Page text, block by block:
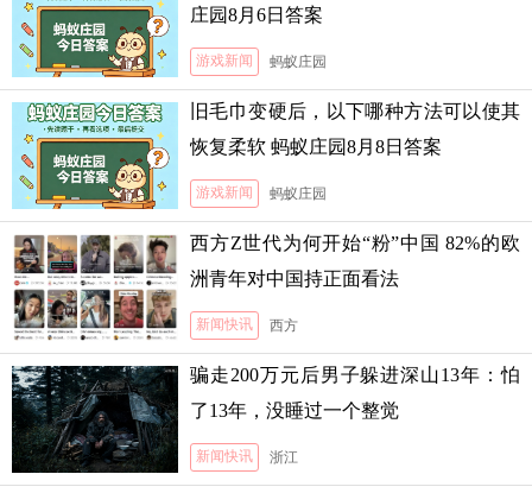
庄园8月6日答案
游戏新闻 蚂蚁庄园
旧毛巾变硬后，以下哪种方法可以使其
恢复柔软 蚂蚁庄园8月8日答案
游戏新闻 蚂蚁庄园
西方Z世代为何开始“粉”中国 82%的欧
洲青年对中国持正面看法
新闻快讯 西方
骗走200万元后男子躲进深山13年：怕
了13年，没睡过一个整觉
新闻快讯 浙江